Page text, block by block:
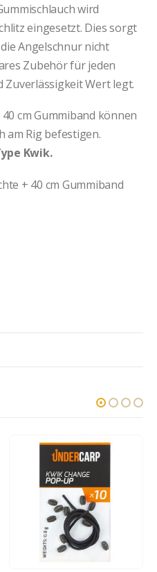
wird
eingesetzt. Dies sorgt
Angelschnur nicht
Zubehör für jeden
Wert legt.
cm Gummiband können
am Rig befestigen.
Kwik.
+ 40 cm Gummiband